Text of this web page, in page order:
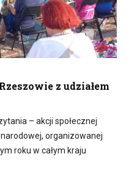
z udziałem
– akcji społecznej
organizowanej
roku w całym kraju